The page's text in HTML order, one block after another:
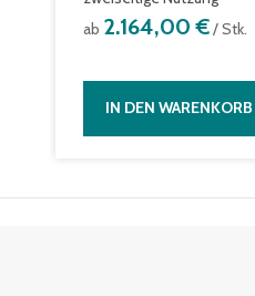
ab 2.164,00 €/ Stk.
IN DEN WARENKORB